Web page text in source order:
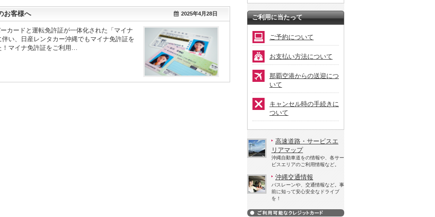
お客様へ 2025年4月28日
カードと運転免許証が一体化された「マイナ
い、日産レンタカー沖縄でもマイナ免許証を
マイナ免許証をご利用…
ご利用に当たって
ご予約について
お支払い方法について
那覇空港からの送迎につ
いて
キャンセル時の手続きに
ついて
高速道路・サービスエ
リアマップ
沖縄自動車道をの情報や、各サー
ビスエリアのご利用情報など。
沖縄交通情報
バスレーンや、交通情報など。事
前に知って安心安全なドライブ
を！